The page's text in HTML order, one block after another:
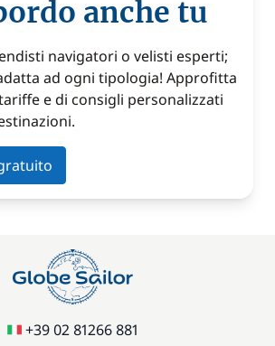
anche tu
navigatori o velisti esperti;
ad ogni tipologia! Approfitta
e di consigli personalizzati
+39 02 81266 881